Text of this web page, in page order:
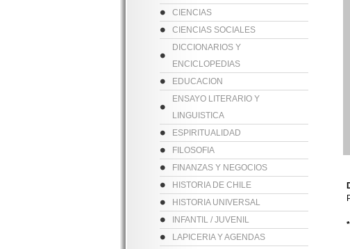
CIENCIAS
CIENCIAS SOCIALES
DICCIONARIOS Y
ENCICLOPEDIAS
EDUCACION
ENSAYO LITERARIO Y
LINGUISTICA
ESPIRITUALIDAD
FILOSOFIA
FINANZAS Y NEGOCIOS
HISTORIA DE CHILE
HISTORIA UNIVERSAL
INFANTIL / JUVENIL
LAPICERIA Y AGENDAS